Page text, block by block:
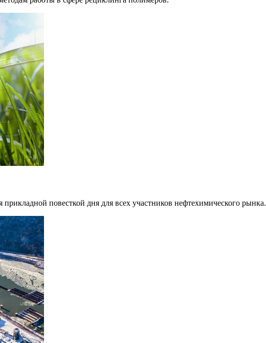
прикладной повесткой дня для всех участников нефтехимического рынка.